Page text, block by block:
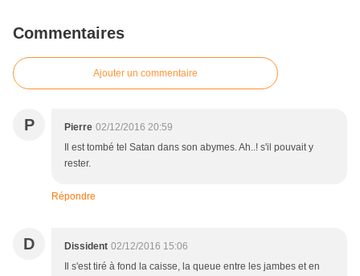
Commentaires
Ajouter un commentaire
P Pierre 02/12/2016 20:59
Il est tombé tel Satan dans son abymes. Ah..! s'il pouvait y
rester.
Répondre
D Dissident 02/12/2016 15:06
Il s'est tiré à fond la caisse, la queue entre les jambes et en